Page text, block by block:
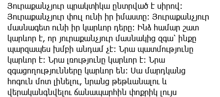
Յուրաքանչյուր պրակտիկա ընտրված է սիրով։
Յուրաքանչյուր փուլ ունի իր իմաստը։ Յուրաքանչյուր
մասնագետ ունի իր կարևոր դերը։ Ինձ համար շատ
կարևոր է, որ յուրաքանչյուր մասնակից զգա՝ ինքը
պարզապես խմբի անդամ չէ։ Նրա պատմությունը
կարևոր է։ Նրա լռությունը կարևոր է։ Նրա
զգացողությունները կարևոր են։ Սա մարդկանց
հոգուն մոտ լինելու, նրանց թեթևանալու և
վերականգնվելու ճանապարհին փոքրիկ լույս